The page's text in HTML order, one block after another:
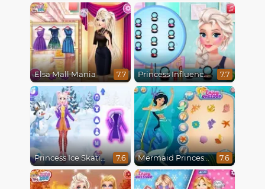
Elsa Mall Mania 7.7 Princess Influencer Winter Wonderland 7.7
Princess Ice Skating Adventure 7.6 Mermaid Princesses 7.6